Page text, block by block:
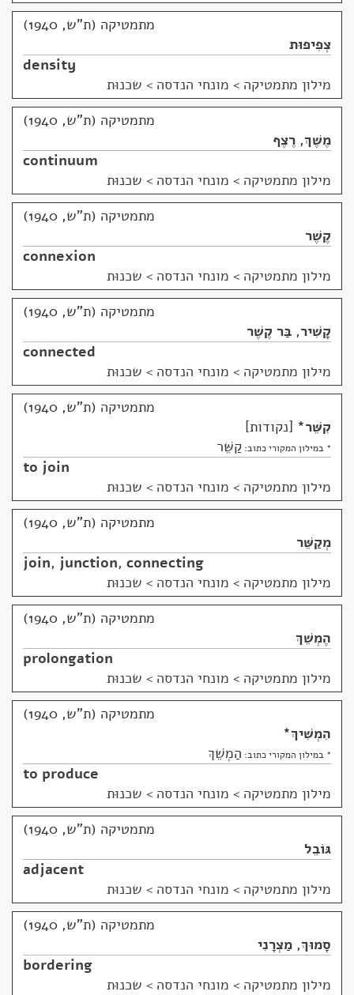
מתמטיקה (ת"ש, 1940)
צְפִיפוּת
density
מילון מתמטיקה > מונחי הנדסה > שכנוּת
מתמטיקה (ת"ש, 1940)
מֶשֶׁךְ, רֶצֶף
continuum
מילון מתמטיקה > מונחי הנדסה > שכנוּת
מתמטיקה (ת"ש, 1940)
קֶשֶׁר
connexion
מילון מתמטיקה > מונחי הנדסה > שכנוּת
מתמטיקה (ת"ש, 1940)
קָשִׁיר, בַּר קֶשֶׁר
connected
מילון מתמטיקה > מונחי הנדסה > שכנוּת
מתמטיקה (ת"ש, 1940)
קִשֵּׁר* נקודות
* במילון המקורי כתוב: קַשֵּׁר
to join
מילון מתמטיקה > מונחי הנדסה > שכנוּת
מתמטיקה (ת"ש, 1940)
מְקַשֵּׁר
join, junction, connecting
מילון מתמטיקה > מונחי הנדסה > שכנוּת
מתמטיקה (ת"ש, 1940)
הֶמְשֵׁךְ
prolongation
מילון מתמטיקה > מונחי הנדסה > שכנוּת
מתמטיקה (ת"ש, 1940)
הִמְשִׁיךְ*
* במילון המקורי כתוב: הַמְשֵׁךְ
to produce
מילון מתמטיקה > מונחי הנדסה > שכנוּת
מתמטיקה (ת"ש, 1940)
גּוֹבֵל
adjacent
מילון מתמטיקה > מונחי הנדסה > שכנוּת
מתמטיקה (ת"ש, 1940)
סָמוּךְ, מַצְרָנִי
bordering
מילון מתמטיקה > מונחי הנדסה > שכנוּת